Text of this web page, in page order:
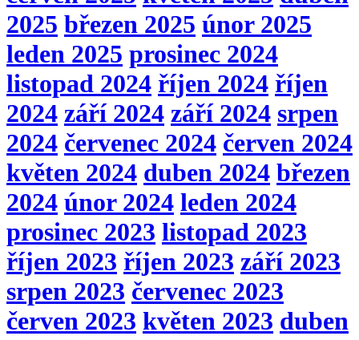
2025 březen 2025 únor 2025
leden 2025 prosinec 2024
listopad 2024 říjen 2024 říjen
2024 září 2024 září 2024 srpen
2024 červenec 2024 červen 2024
květen 2024 duben 2024 březen
2024 únor 2024 leden 2024
prosinec 2023 listopad 2023
říjen 2023 říjen 2023 září 2023
srpen 2023 červenec 2023
červen 2023 květen 2023 duben